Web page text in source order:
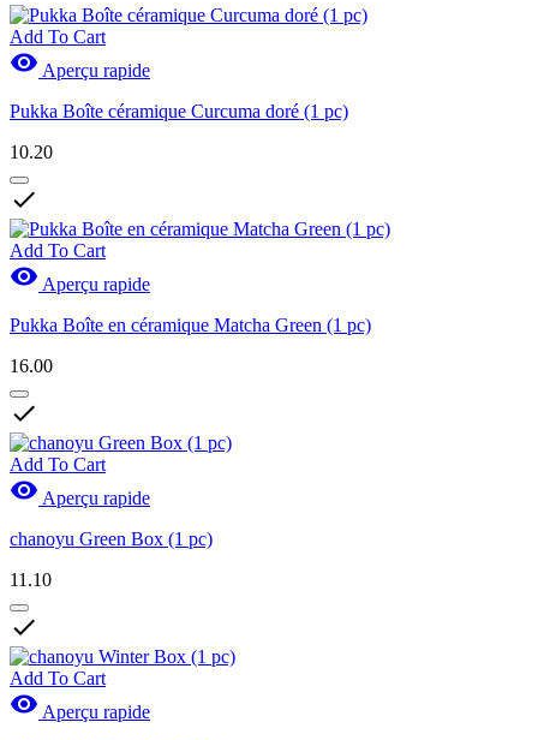
Actions
Voir les Produits6
Add To Cart
 Aperçu rapide
Pukka Boîte céramique Curcuma doré (1 pc)
10.20

Add To Cart
 Aperçu rapide
Pukka Boîte en céramique Matcha Green (1 pc)
16.00

Add To Cart
 Aperçu rapide
chanoyu Green Box (1 pc)
11.10

Add To Cart
 Aperçu rapide